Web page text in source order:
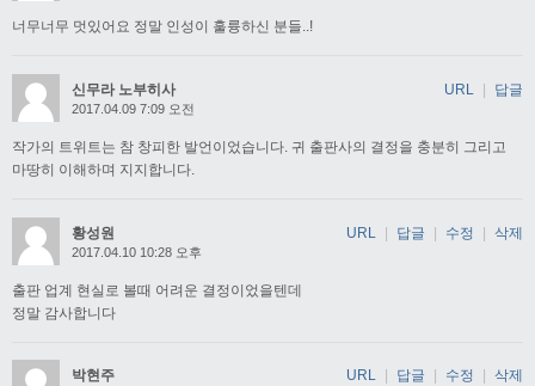
너무너무 멋있어요 정말 인성이 훌륭하신 분들..!
신무라 노부히사
2017.04.09 7:09 오전
작가의 트위트는 참 창피한 발언이었습니다. 귀 출판사의 결정을 충분히 그리고
마땅히 이해하며 지지합니다.
URL | 답글
황성원
2017.04.10 10:28 오후
출판 업계 현실로 볼때 어려운 결정이었을텐데
정말 감사합니다
URL | 답글 | 수정 | 삭제
박현주 URL 답글 수정 삭제